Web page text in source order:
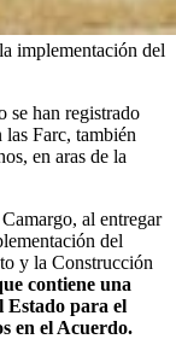
implementación del
se han registrado
Farc, también
en aras de la
al entregar
del
y la Construcción
contiene una
Estado para el
en el Acuerdo.